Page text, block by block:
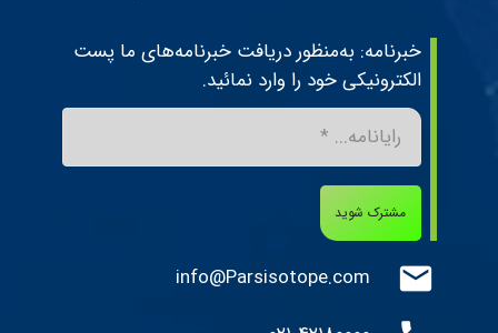
خبرنامه: به‌منظور دریافت خبرنامه‌های ما پست
الکترونیکی خود را وارد نمائید.
مشترک شوید
mail
info@Parsisotope.com